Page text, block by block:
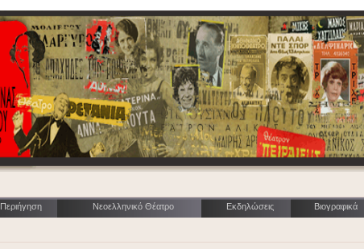
Περιήγηση Νεοελληνικό Θέατρο Εκδηλώσεις Βιογραφικά